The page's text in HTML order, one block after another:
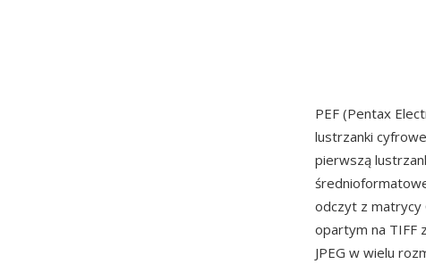
PEF (Pentax
lustrzanki
pierwszą
odczyt z matrycy
opartym na TIFF
JPEG w wielu